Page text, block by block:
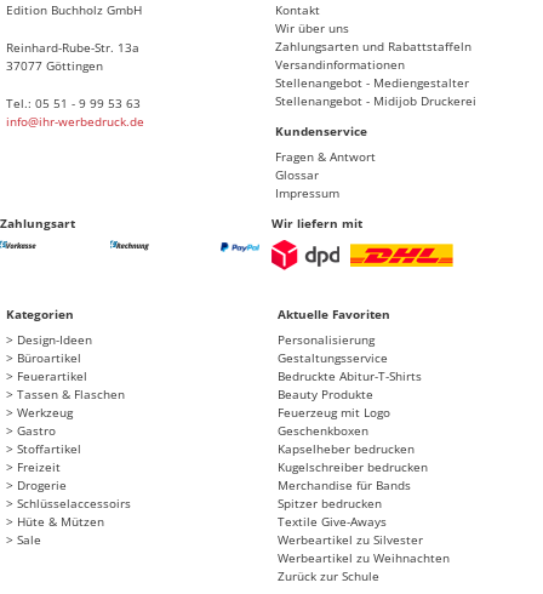
Edition Buchholz GmbH
Reinhard-Rube-Str. 13a
37077 Göttingen
Tel.: 05 51 - 9 99 53 63
info@ihr-werbedruck.de
Kontakt
Wir über uns
Zahlungsarten und Rabattstaffeln
Versandinformationen
Stellenangebot - Mediengestalter
Stellenangebot - Midijob Druckerei
Kundenservice
Fragen & Antwort
Glossar
Impressum
Wir liefern mit
Zahlungsart
Kategorien
Design-Ideen
Büroartikel
Feuerartikel
Tassen & Flaschen
Werkzeug
Gastro
Stoffartikel
Freizeit
Drogerie
Schlüsselaccessoirs
Hüte & Mützen
Sale
Aktuelle Favoriten
Personalisierung
Gestaltungsservice
Bedruckte Abitur-T-Shirts
Beauty Produkte
Feuerzeug mit Logo
Geschenkboxen
Kapselheber bedrucken
Kugelschreiber bedrucken
Merchandise für Bands
Spitzer bedrucken
Textile Give-Aways
Werbeartikel zu Silvester
Werbeartikel zu Weihnachten
Zurück zur Schule